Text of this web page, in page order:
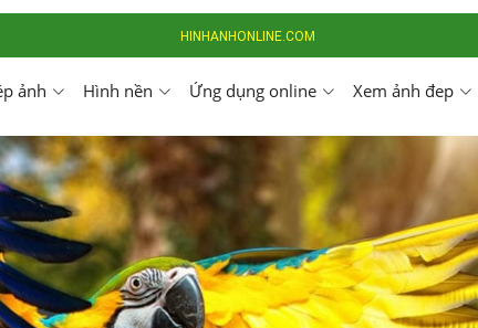
HINHANHONLINE.COM
ảnh Hình nền Ứng dụng online Xem ảnh đep